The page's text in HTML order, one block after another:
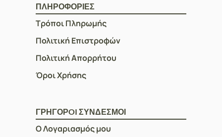
ΠΛΗΡΟΦΟΡΙΕΣ
Τρόποι Πληρωμής
Πολιτική Επιστροφών
Πολιτική Απορρήτου
Όροι Χρήσης
ΓΡΗΓΟΡOI ΣΥΝΔΕΣΜΟΙ
Ο Λογαριασμός μου